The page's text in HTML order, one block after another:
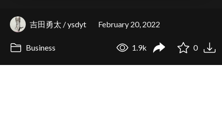
吉田勇太 / ysdyt February 20, 2022
Business 1.9k 0